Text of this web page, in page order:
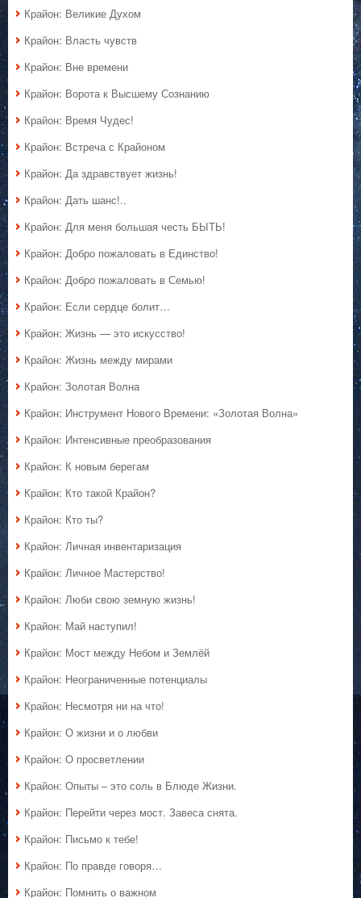
Крайон: Великие Духом
Крайон: Власть чувств
Крайон: Вне времени
Крайон: Ворота к Высшему Сознанию
Крайон: Время Чудес!
Крайон: Встреча с Крайоном
Крайон: Да здравствует жизнь!
Крайон: Дать шанс!..
Крайон: Для меня большая честь БЫТЬ!
Крайон: Добро пожаловать в Единство!
Крайон: Добро пожаловать в Семью!
Крайон: Если сердце болит…
Крайон: Жизнь — это искусство!
Крайон: Жизнь между мирами
Крайон: Золотая Волна
Крайон: Инструмент Нового Времени: «Золотая Волна»
Крайон: Интенсивные преобразования
Крайон: К новым берегам
Крайон: Кто такой Крайон?
Крайон: Кто ты?
Крайон: Личная инвентаризация
Крайон: Личное Мастерство!
Крайон: Люби свою земную жизнь!
Крайон: Май наступил!
Крайон: Мост между Небом и Землёй
Крайон: Неограниченные потенциалы
Крайон: Несмотря ни на что!
Крайон: О жизни и о любви
Крайон: О просветлении
Крайон: Опыты – это соль в Блюде Жизни.
Крайон: Перейти через мост. Завеса снята.
Крайон: Письмо к тебе!
Крайон: По правде говоря…
Крайон: Помнить о важном